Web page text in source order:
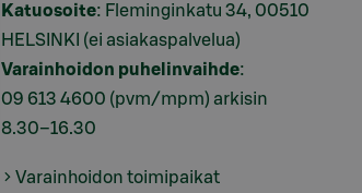
Katuosoite: Fleminginkatu 34, 00510
HELSINKI (ei asiakaspalvelua)
Varainhoidon puhelinvaihde:
09 613 4600 (pvm/mpm) arkisin
8.30–16.30
Varainhoidon toimipaikat